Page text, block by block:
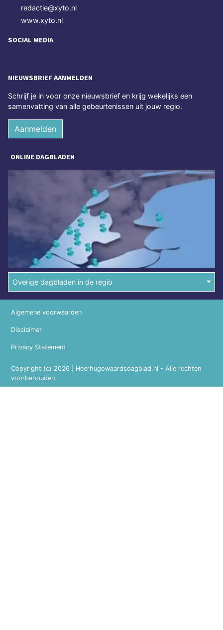
redactie@xyto.nl
www.xyto.nl
SOCIAL MEDIA
NIEUWSBRIEF AANMELDEN
Schrijf je in voor onze nieuwsbrief en krijg wekelijks een
samenvatting van alle gebeurtenissen uit jouw regio.
Aanmelden
ONLINE DAGBLADEN
Overige dagbladen in de regio
Copyright (c) 2026 | Heerhugowaardsdagblad.nl - Alle rechten
voorbehouden
Algemene voorwaarden
Disclaimer
Privacy Statement